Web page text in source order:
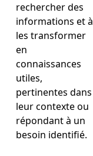
rechercher des
informations et à
les transformer
en
connaissances
utiles,
pertinentes dans
leur contexte ou
répondant à un
besoin identifié.